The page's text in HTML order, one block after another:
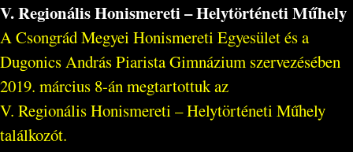
V. Regionális Honismereti – Helytörténeti Műhely
A Csongrád Megyei Honismereti Egyesület és a
Dugonics András Piarista Gimnázium szervezésében
2019. március 8-án megtartottuk az
V. Regionális Honismereti – Helytörténeti Műhely
találkozót.